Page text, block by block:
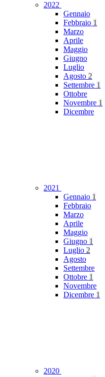
2022
Gennaio
Febbraio 1
Marzo
Aprile
Maggio
Giugno
Luglio
Agosto 2
Settembre 1
Ottobre
Novembre 1
Dicembre
2021
Gennaio 1
Febbraio
Marzo
Aprile
Maggio
Giugno 1
Luglio 2
Agosto
Settembre
Ottobre 1
Novembre
Dicembre 1
2020